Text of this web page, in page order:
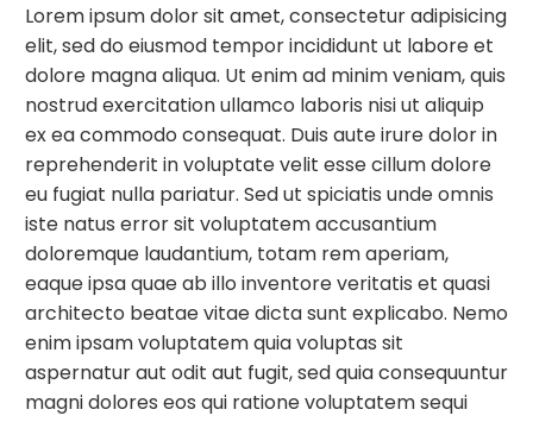
Lorem ipsum dolor sit amet, consectetur adipisicing
elit, sed do eiusmod tempor incididunt ut labore et
dolore magna aliqua. Ut enim ad minim veniam, quis
nostrud exercitation ullamco laboris nisi ut aliquip
ex ea commodo consequat. Duis aute irure dolor in
reprehenderit in voluptate velit esse cillum dolore
eu fugiat nulla pariatur. Sed ut spiciatis unde omnis
iste natus error sit voluptatem accusantium
doloremque laudantium, totam rem aperiam,
eaque ipsa quae ab illo inventore veritatis et quasi
architecto beatae vitae dicta sunt explicabo. Nemo
enim ipsam voluptatem quia voluptas sit
aspernatur aut odit aut fugit, sed quia consequuntur
magni dolores eos qui ratione voluptatem sequi